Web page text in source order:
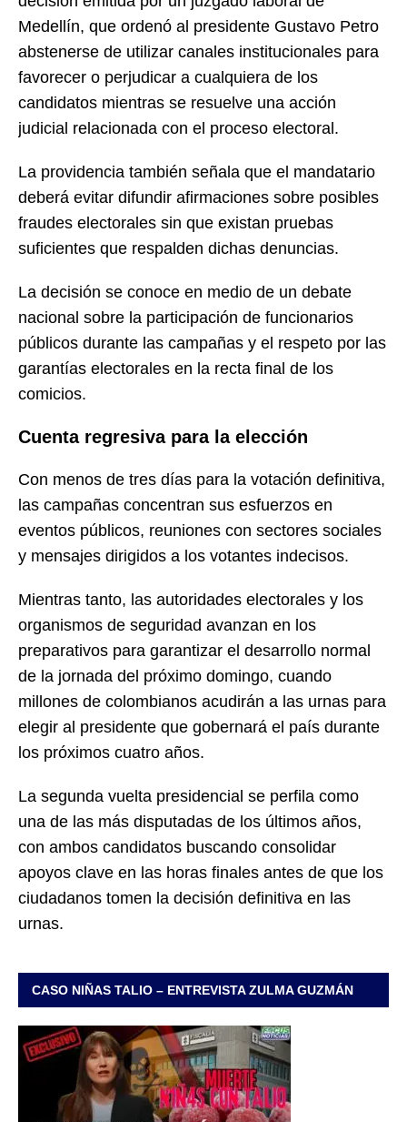
Medellín, que ordenó al presidente Gustavo Petro
abstenerse de utilizar canales institucionales para
favorecer o perjudicar a cualquiera de los
candidatos mientras se resuelve una acción
judicial relacionada con el proceso electoral.
La providencia también señala que el mandatario
deberá evitar difundir afirmaciones sobre posibles
fraudes electorales sin que existan pruebas
suficientes que respalden dichas denuncias.
La decisión se conoce en medio de un debate
nacional sobre la participación de funcionarios
públicos durante las campañas y el respeto por las
garantías electorales en la recta final de los
comicios.
Cuenta regresiva para la elección
Con menos de tres días para la votación definitiva,
las campañas concentran sus esfuerzos en
eventos públicos, reuniones con sectores sociales
y mensajes dirigidos a los votantes indecisos.
Mientras tanto, las autoridades electorales y los
organismos de seguridad avanzan en los
preparativos para garantizar el desarrollo normal
de la jornada del próximo domingo, cuando
millones de colombianos acudirán a las urnas para
elegir al presidente que gobernará el país durante
los próximos cuatro años.
La segunda vuelta presidencial se perfila como
una de las más disputadas de los últimos años,
con ambos candidatos buscando consolidar
apoyos clave en las horas finales antes de que los
ciudadanos tomen la decisión definitiva en las
urnas.
CASO NIÑAS TALIO – ENTREVISTA ZULMA GUZMÁN